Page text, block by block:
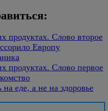
продуктах. Слово второе
Европу
продуктах. Слово первое
еде, а не на здоровье